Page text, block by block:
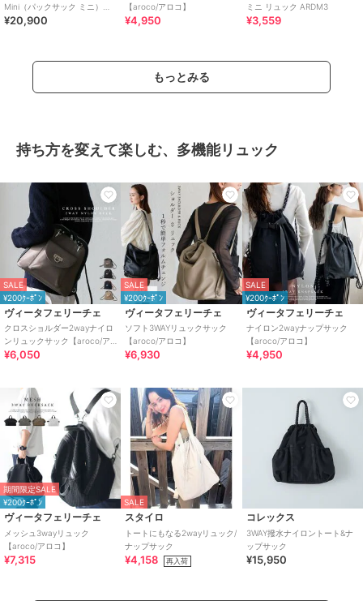
Mini（パックサック ミニ）
【26AW/新型】/一部WEB
¥20,900
【aroco/アロコ】
¥4,950
ミニ リュック ARDM3
¥3,559
もっとみる
持ち方を変えて楽しむ、多機能リュック
SALE
¥200ｸｰﾎﾟﾝ
ヴィータフェリーチェ
クロスショルダー2wayナイロ
ンリュックサック【aroco/ア
ロコ】
¥6,050
SALE
¥200ｸｰﾎﾟﾝ
ヴィータフェリーチェ
ソフト3WAYリュックサック
【aroco/アロコ】
¥6,930
SALE
¥200ｸｰﾎﾟﾝ
ヴィータフェリーチェ
ナイロン2wayナップサック
【aroco/アロコ】
¥4,950
期間限定SALE
¥200ｸｰﾎﾟﾝ
ヴィータフェリーチェ
メッシュ3wayリュック
【aroco/アロコ】
¥7,315
SALE
スタイロ
トートにもなる2wayリュック/
ナップサック
¥4,158 再入荷
コレックス
3WAY撥水ナイロントート&ナ
ップサック
¥15,950